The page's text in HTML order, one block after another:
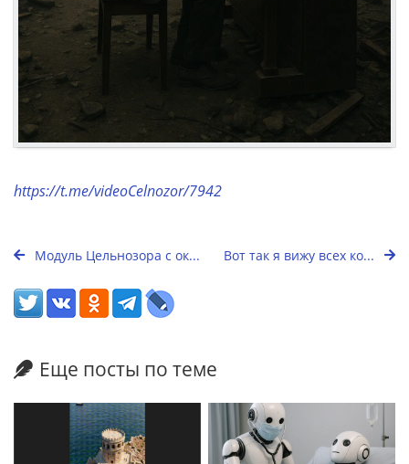
https://t.me/videoCelnozor/7942
Модуль Цельнозора с ок... Вот так я вижу всех ко...
Еще посты по теме